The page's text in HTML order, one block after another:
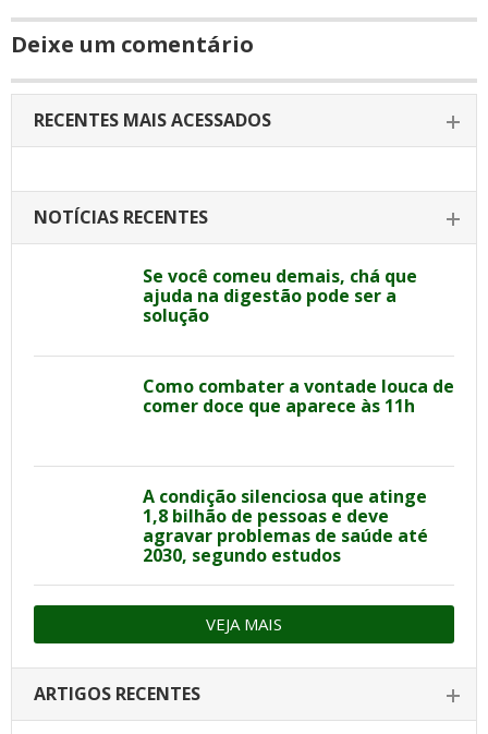
Deixe um comentário
RECENTES MAIS ACESSADOS
NOTÍCIAS RECENTES
Se você comeu demais, chá que
ajuda na digestão pode ser a
solução
Como combater a vontade louca de
comer doce que aparece às 11h
A condição silenciosa que atinge
1,8 bilhão de pessoas e deve
agravar problemas de saúde até
2030, segundo estudos
VEJA MAIS
ARTIGOS RECENTES